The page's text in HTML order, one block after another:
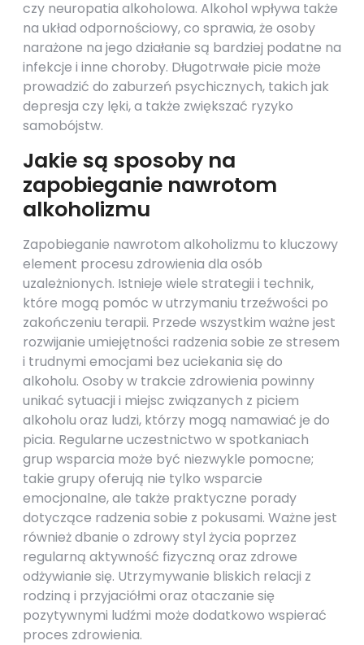
czy neuropatia alkoholowa. Alkohol wpływa także
na układ odpornościowy, co sprawia, że osoby
narażone na jego działanie są bardziej podatne na
infekcje i inne choroby. Długotrwałe picie może
prowadzić do zaburzeń psychicznych, takich jak
depresja czy lęki, a także zwiększać ryzyko
samobójstw.
Jakie są sposoby na
zapobieganie nawrotom
alkoholizmu
Zapobieganie nawrotom alkoholizmu to kluczowy
element procesu zdrowienia dla osób
uzależnionych. Istnieje wiele strategii i technik,
które mogą pomóc w utrzymaniu trzeźwości po
zakończeniu terapii. Przede wszystkim ważne jest
rozwijanie umiejętności radzenia sobie ze stresem
i trudnymi emocjami bez uciekania się do
alkoholu. Osoby w trakcie zdrowienia powinny
unikać sytuacji i miejsc związanych z piciem
alkoholu oraz ludzi, którzy mogą namawiać je do
picia. Regularne uczestnictwo w spotkaniach
grup wsparcia może być niezwykle pomocne;
takie grupy oferują nie tylko wsparcie
emocjonalne, ale także praktyczne porady
dotyczące radzenia sobie z pokusami. Ważne jest
również dbanie o zdrowy styl życia poprzez
regularną aktywność fizyczną oraz zdrowe
odżywianie się. Utrzymywanie bliskich relacji z
rodziną i przyjaciółmi oraz otaczanie się
pozytywnymi ludźmi może dodatkowo wspierać
proces zdrowienia.